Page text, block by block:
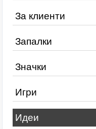
За клиенти
Запалки
Значки
Игри
Идеи